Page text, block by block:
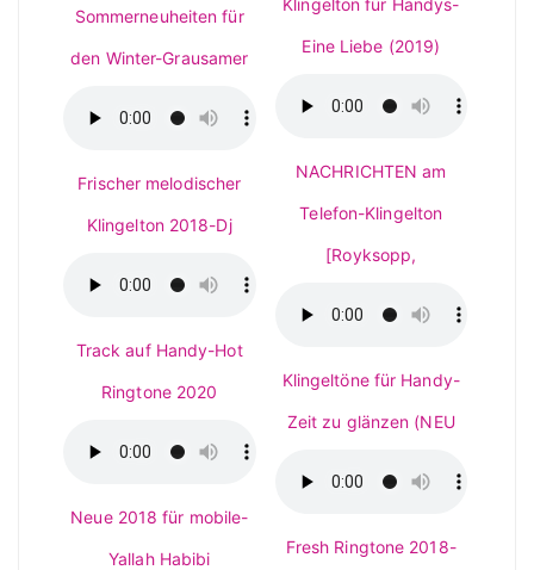
Sommerneuheiten für
den Winter-Grausamer
Frischer melodischer
Klingelton 2018-Dj
Track auf Handy-Hot
Ringtone 2020
Neue 2018 für mobile-
Yallah Habibi
Klingelton für Handys-
Eine Liebe (2019)
NACHRICHTEN am
Telefon-Klingelton
[Royksopp,
Klingeltöne für Handy-
Zeit zu glänzen (NEU
Fresh Ringtone 2018-